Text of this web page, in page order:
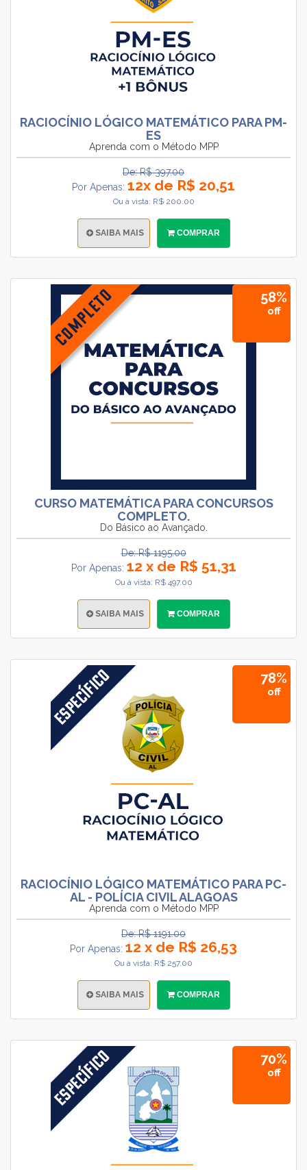
RACIOCÍNIO LÓGICO MATEMÁTICO PARA PM-
ES
Aprenda com o Método MPP
De: R$ 397.00
Por Apenas: 12x de R$ 20,51
Ou à vista: R$ 200.00
SAIBA MAIS COMPRAR
58%
off
CURSO MATEMÁTICA PARA CONCURSOS
COMPLETO.
Do Básico ao Avançado.
De: R$ 1195.00
Por Apenas: 12 x de R$ 51,31
Ou à vista: R$ 497.00
SAIBA MAIS COMPRAR
78%
off
RACIOCÍNIO LÓGICO MATEMÁTICO PARA PC-
AL - POLÍCIA CIVIL ALAGOAS
Aprenda com o Método MPP
De: R$ 1191.00
Por Apenas: 12 x de R$ 26,53
Ou à vista: R$ 257.00
SAIBA MAIS COMPRAR
70%
off